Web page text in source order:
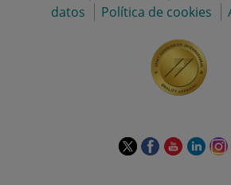
datos
Política de cookies
EsteEsteEsteEste